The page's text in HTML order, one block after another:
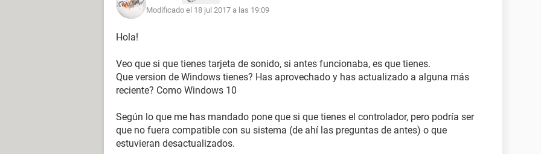
mixer.1 0001 FFFF Micrófono (Dispositivo de High
wave-in.0 0001 FFFF Micrófono (Dispositivo de High
wave-in.2 0001 FFFF Línea de entrada (Dispositivo d
Audio PCI / PnP
--------------------------------------------------------------------------------
Modificado el 18 jul 2017 a las 19:09
Hola!
Veo que si que tienes tarjeta de sonido, si antes funcionaba, es que tienes.
Que version de Windows tienes? Has aprovechado y has actualizado a alguna más
reciente? Como Windows 10
Según lo que me has mandado pone que si que tienes el controlador, pero podría ser
que no fuera compatible con su sistema (de ahí las preguntas de antes) o que
estuvieran desactualizados.